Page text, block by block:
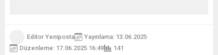
Editor Yeniposta
Yayınlama: 13.06.2025
Düzenleme: 17.06.2025 16:49
141